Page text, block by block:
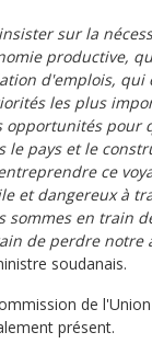
sur la
productive,
d'emplois, qui
les plus
opportunités pour
le pays et le
ce
et dangereux à
sommes en train
de perdre notre
soudanais.
de
présent.